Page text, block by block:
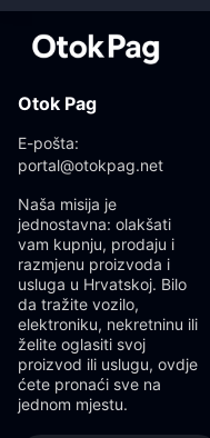
Otok Pag
E-pošta:
portal@otokpag.net
Naša misija je
jednostavna: olakšati
vam kupnju, prodaju i
razmjenu proizvoda i
usluga u Hrvatskoj. Bilo
da tražite vozilo,
elektroniku, nekretninu ili
želite oglasiti svoj
proizvod ili uslugu, ovdje
ćete pronaći sve na
jednom mjestu.